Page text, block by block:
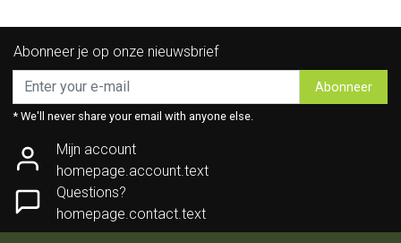
Abonneer je op onze nieuwsbrief
Abonneer
* We'll never share your email with anyone else.
Mijn account
homepage.account.text
Questions?
homepage.contact.text